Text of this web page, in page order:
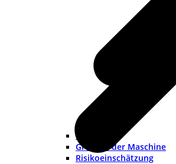
Methoden
Grenzen der Maschine
Risikoeinschätzung